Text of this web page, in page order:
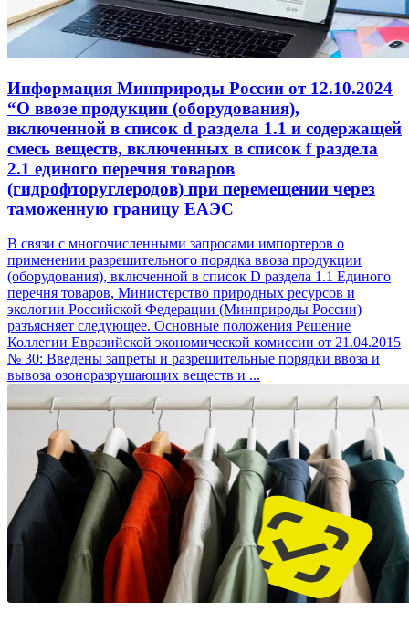
Информация Минприроды России от 12.10.2024
“О ввозе продукции (оборудования),
включенной в список d раздела 1.1 и содержащей
смесь веществ, включенных в список f раздела
2.1 единого перечня товаров
(гидрофторуглеродов) при перемещении через
таможенную границу ЕАЭС
В связи с многочисленными запросами импортеров о
применении разрешительного порядка ввоза продукции
(оборудования), включенной в список D раздела 1.1 Единого
перечня товаров, Министерство природных ресурсов и
экологии Российской Федерации (Минприроды России)
разъясняет следующее. Основные положения Решение
Коллегии Евразийской экономической комиссии от 21.04.2015
№ 30: Введены запреты и разрешительные порядки ввоза и
вывоза озоноразрушающих веществ и ...